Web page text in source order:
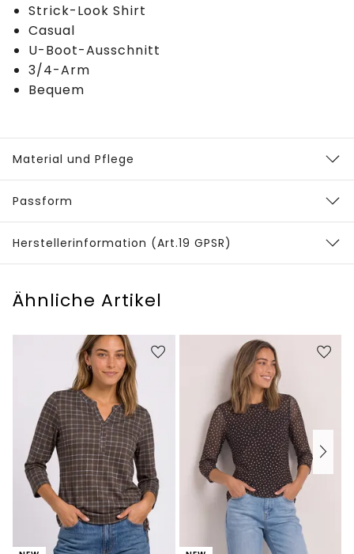
Strick-Look Shirt
Casual
U-Boot-Ausschnitt
3/4-Arm
Bequem
Material und Pflege
Passform
Herstellerinformation (Art.19 GPSR)
Ähnliche Artikel